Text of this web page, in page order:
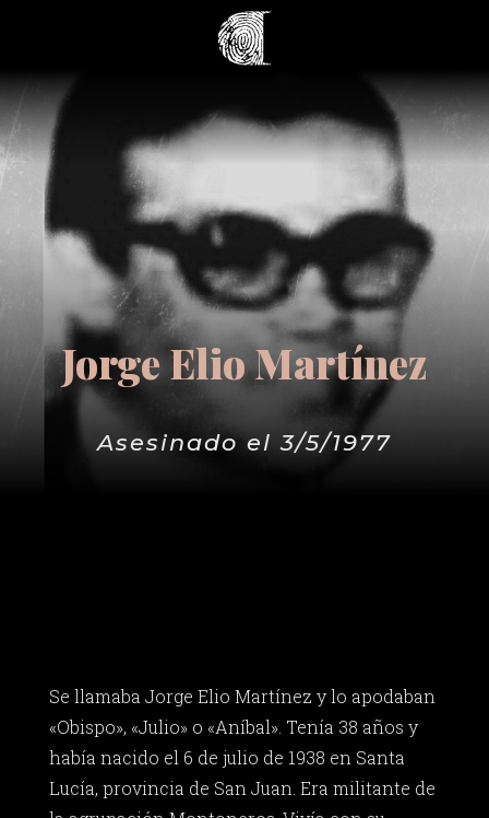
Jorge Elio Martínez
Asesinado el 3/5/1977
Se llamaba Jorge Elio Martínez y lo apodaban
«Obispo», «Julio» o «Aníbal». Tenía 38 años y
había nacido el 6 de julio de 1938 en Santa
Lucía, provincia de San Juan. Era militante de